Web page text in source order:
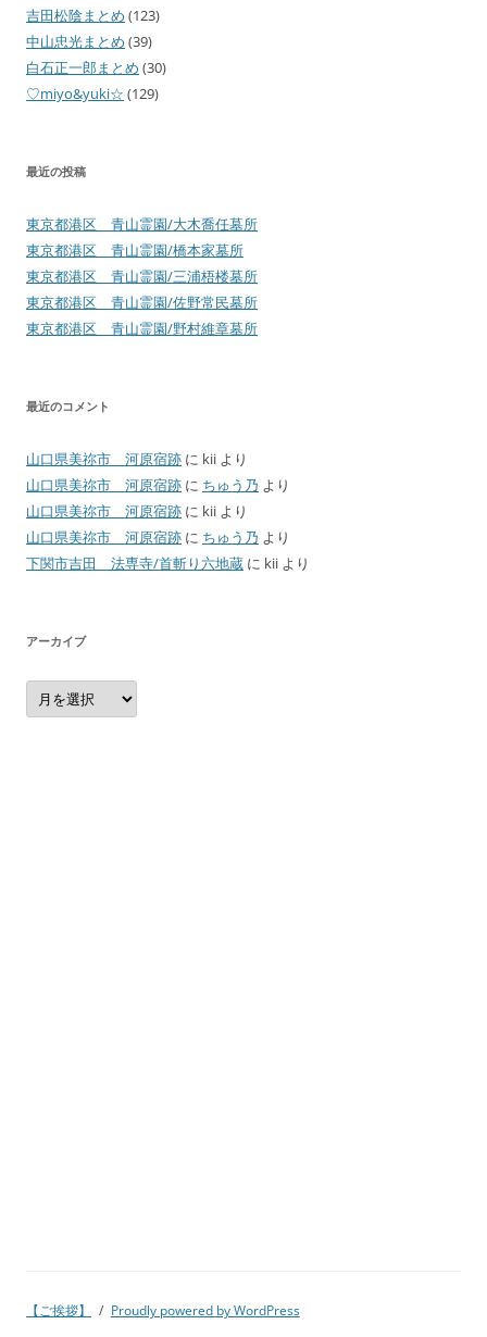
吉田松陰まとめ (123)
中山忠光まとめ (39)
白石正一郎まとめ (30)
♡miyo&yuki☆ (129)
最近の投稿
東京都港区 青山霊園/大木喬任墓所
東京都港区 青山霊園/橋本家墓所
東京都港区 青山霊園/三浦梧楼墓所
東京都港区 青山霊園/佐野常民墓所
東京都港区 青山霊園/野村維章墓所
最近のコメント
山口県美祢市 河原宿跡 に kii より
山口県美祢市 河原宿跡 に ちゅう乃 より
山口県美祢市 河原宿跡 に kii より
山口県美祢市 河原宿跡 に ちゅう乃 より
下関市吉田 法専寺/首斬り六地蔵 に kii より
アーカイブ
ア
ー
カ
【ご挨拶】 Proudly powered by WordPress